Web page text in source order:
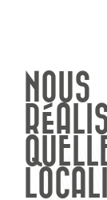
NOUS